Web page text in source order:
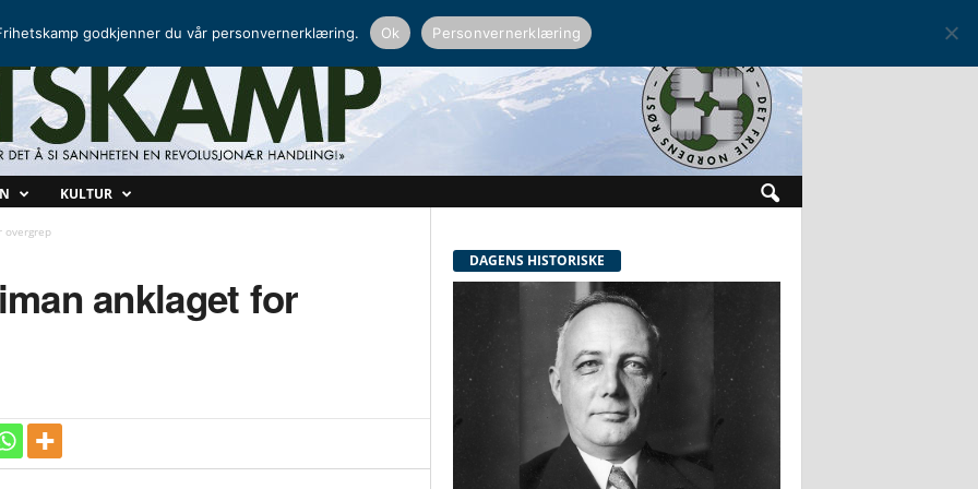
KULTUR
overgrep
anklaget for
DAGENS HISTORISKE
godkjenner du vår personvernerklæring. Ok Personvernerklæring